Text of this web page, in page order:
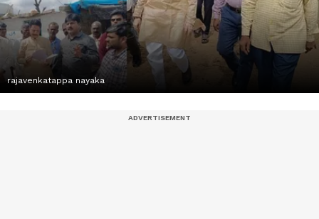
rajavenkatappa nayaka